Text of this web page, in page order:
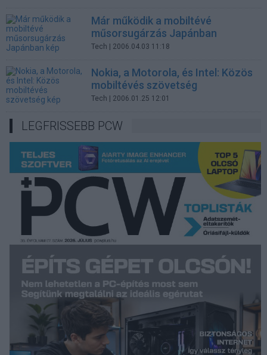
Már működik a mobiltévé
műsorsugárzás Japánban
Tech | 2006.04.03 11:18
Nokia, a Motorola, és Intel: Közös
mobiltévés szövetség
Tech | 2006.01.25 12:01
LEGFRISSEBB PCW